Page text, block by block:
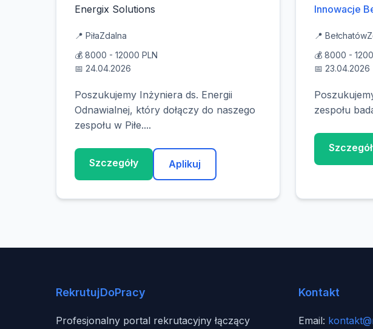
Energix Solutions
📍 PiłaZdalna
💰 8000 - 12000 PLN
📅 24.04.2026
Poszukujemy Inżyniera ds. Energii
Odnawialnej, który dołączy do naszego
zespołu w Piłe....
Szczegóły Aplikuj
Innowacje
📍 Bełchatów
💰 8000 -
📅 23.04.2026
zespołu
RekrutujDoPracy
Profesjonalny portal rekrutacyjny łączący
Kontakt
Email: